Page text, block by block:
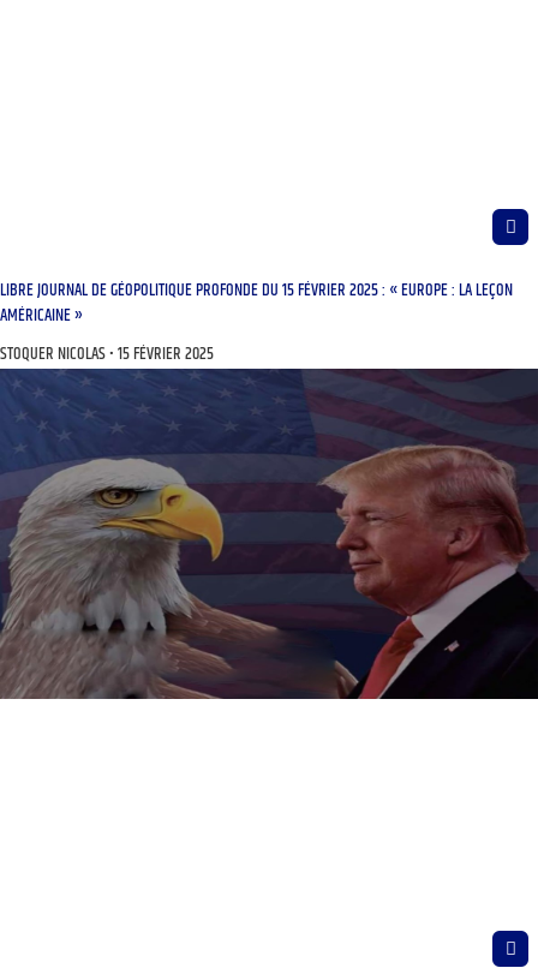
LIBRE JOURNAL DE GÉOPOLITIQUE PROFONDE DU 15 FÉVRIER 2025 : « EUROPE : LA LEÇON
AMÉRICAINE »
STOQUER NICOLAS 15 FÉVRIER 2025